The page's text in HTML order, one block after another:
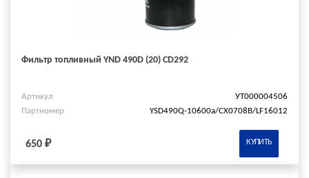
Фильтр топливный YND 490D (20) CD292
Артикул
УТ000004506
Партномер
YSD490Q-10600a/СХ0708В/LF16012
650 ₽ КУПИТЬ